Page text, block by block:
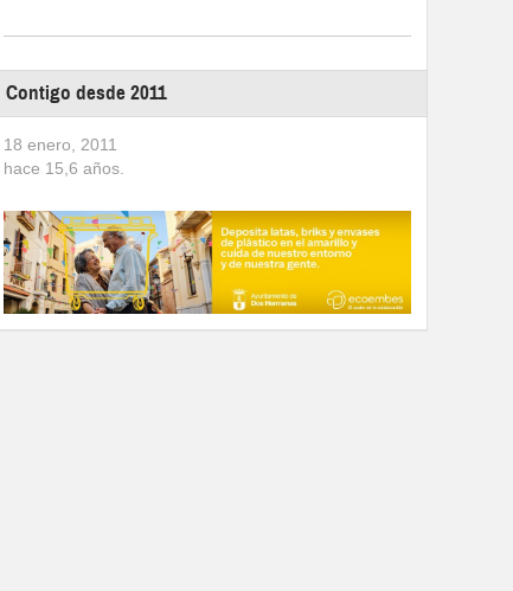
Contigo desde 2011
18 enero, 2011
hace 15,6 años.